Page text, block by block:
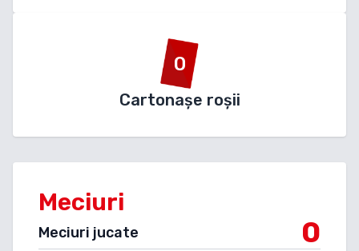
0
Cartonașe roșii
Meciuri
Meciuri jucate 0